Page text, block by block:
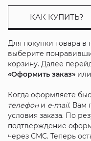
КАК КУПИТЬ?
Для покупки товара в
выберите
корзину. Далее
«Оформить заказ»или
Когда оформляете
телефони e-mail. Вам
условия заказа. По
подтверждение
через СМС. Теперь